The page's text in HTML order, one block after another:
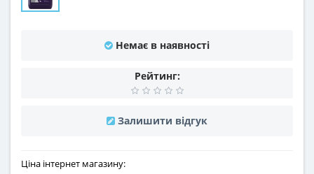
Немає в наявності
Рейтинг:
Залишити відгук
Ціна інтернет магазину: